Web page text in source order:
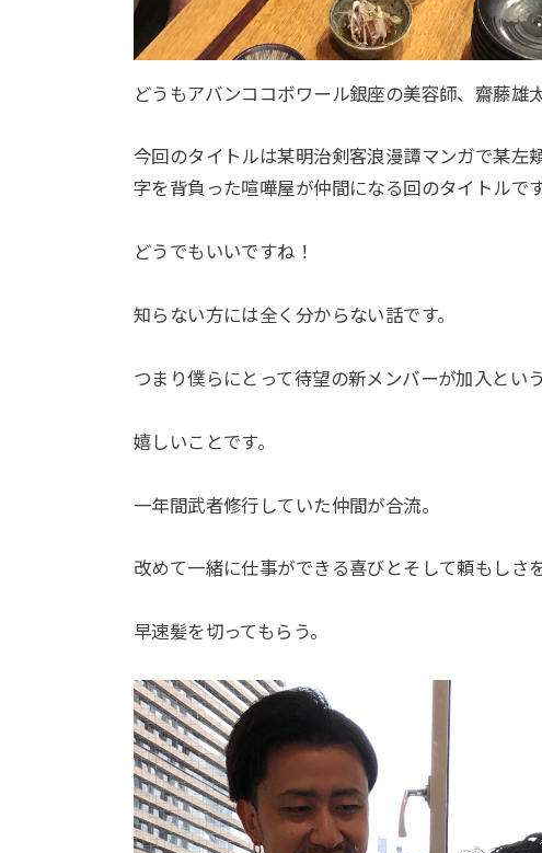
どうもアバンココボワール銀座の美容師、齋藤雄
今回のタイトルは某明治剣客浪漫譚マンガで某左
字を背負った喧嘩屋が仲間になる回のタイトルです
どうでもいいですね！
知らない方には全く分からない話です。
つまり僕らにとって待望の新メンバーが加入とい
嬉しいことです。
一年間武者修行していた仲間が合流。
改めて一緒に仕事ができる喜びとそして頼もしさ
早速髪を切ってもらう。